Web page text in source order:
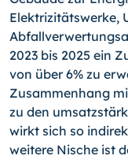
Elektrizitätswerke,
2023 bis 2025 ein
von über 6% zu
Zusammenhang
zu den
wirkt sich so
weitere Nische ist